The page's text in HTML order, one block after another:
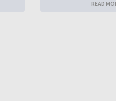
READ